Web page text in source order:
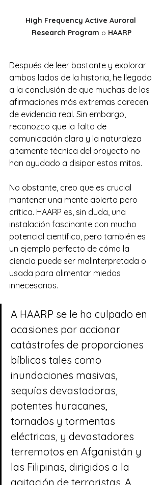
High Frequency Active Auroral
Research Program o HAARP
Después de leer bastante y explorar
ambos lados de la historia, he llegado
a la conclusión de que muchas de las
afirmaciones más extremas carecen
de evidencia real. Sin embargo,
reconozco que la falta de
comunicación clara y la naturaleza
altamente técnica del proyecto no
han ayudado a disipar estos mitos.
No obstante, creo que es crucial
mantener una mente abierta pero
crítica. HAARP es, sin duda, una
instalación fascinante con mucho
potencial científico, pero también es
un ejemplo perfecto de cómo la
ciencia puede ser malinterpretada o
usada para alimentar miedos
innecesarios.
A HAARP se le ha culpado en
ocasiones por accionar
catástrofes de proporciones
bíblicas tales como
inundaciones masivas,
sequías devastadoras,
potentes huracanes,
tornados y tormentas
eléctricas, y devastadores
terremotos en Afganistán y
las Filipinas, dirigidos a la
agitación de terroristas. A